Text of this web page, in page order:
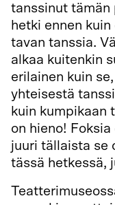
tanssinut tämän
hetki ennen
tavan tanssia.
alkaa kuitenkin
erilainen kuin
yhteisestä
kuin kumpikaan
on hieno!
juuri tällaista se
tässä hetkessä,